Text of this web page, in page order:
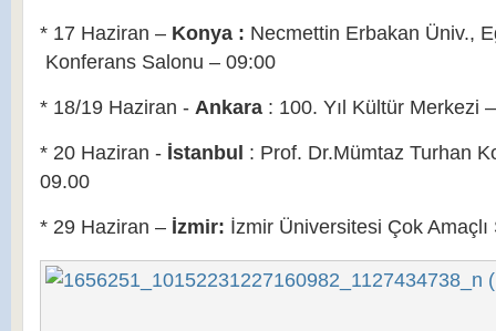
* 17 Haziran – Konya : Necmettin Erbakan Üniv.,
Konferans Salonu – 09:00
* 18/19 Haziran - Ankara : 100. Yıl Kültür Merkezi
* 20 Haziran - İstanbul : Prof. Dr.Mümtaz Turhan
09.00
* 29 Haziran – İzmir: İzmir Üniversitesi Çok